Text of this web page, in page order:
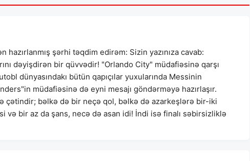
şərhi təqdim edirəm: Sizin yazınıza cavab:
dəyişdirən bir qüvvədir! "Orlando City" müdafiəsinə qarşı
dünyasındakı bütün qapıçılar yuxularında Messinin
müdafiəsinə də eyni mesajı göndərməyə hazırlaşır.
çətindir; bəlkə də bir neçə qol, bəlkə də azarkeşlərə bir-iki
və bir az da şans, necə də asan idi! İndi isə finalı səbirsizliklə